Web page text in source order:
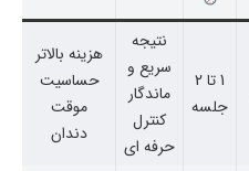
1 تا 2
جلسه
نتیجه
سریع و
ماندگار
کنترل
حرفه ای
هزینه بالاتر
حساسیت
موقت
دندان